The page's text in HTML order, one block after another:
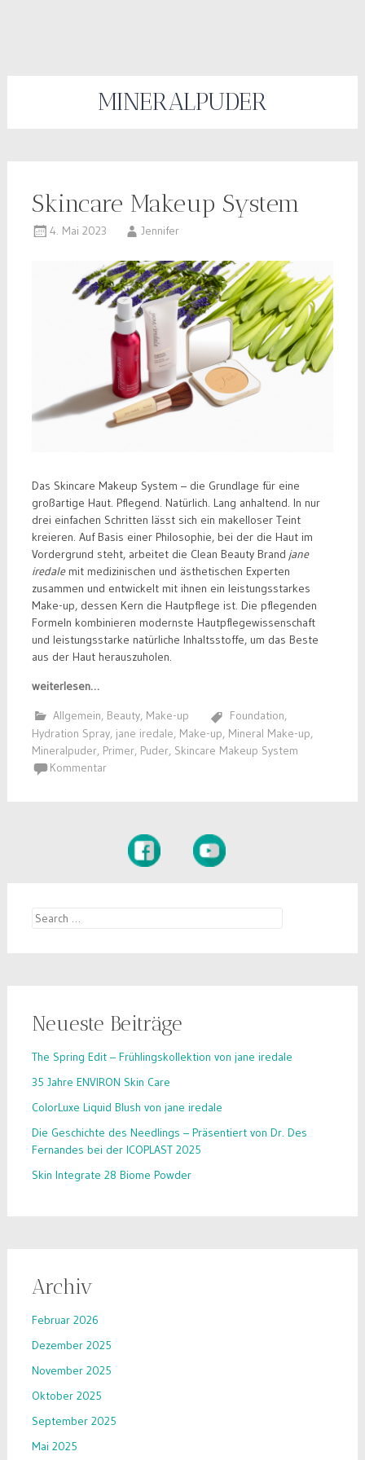
MINERALPUDER
Skincare Makeup System
4. Mai 2023 Jennifer
Das Skincare Makeup System – die Grundlage für eine
großartige Haut. Pflegend. Natürlich. Lang anhaltend. In nur
drei einfachen Schritten lässt sich ein makelloser Teint
kreieren. Auf Basis einer Philosophie, bei der die Haut im
Vordergrund steht, arbeitet die Clean Beauty Brand jane
iredalemit medizinischen und ästhetischen Experten
zusammen und entwickelt mit ihnen ein leistungsstarkes
Make-up, dessen Kern die Hautpflege ist. Die pflegenden
Formeln kombinieren modernste Hautpflegewissenschaft
und leistungsstarke natürliche Inhaltsstoffe, um das Beste
aus der Haut herauszuholen.
weiterlesen…
Allgemein, Beauty, Make-up Foundation,
Hydration Spray, jane iredale, Make-up, Mineral Make-up,
Mineralpuder, Primer, Puder, Skincare Makeup System
Kommentar
Search
Neueste Beiträge
The Spring Edit – Frühlingskollektion von jane iredale
35 Jahre ENVIRON Skin Care
ColorLuxe Liquid Blush von jane iredale
Die Geschichte des Needlings – Präsentiert von Dr. Des
Fernandes bei der ICOPLAST 2025
Skin Integrate 28 Biome Powder
Archiv
Februar 2026
Dezember 2025
November 2025
Oktober 2025
September 2025
Mai 2025